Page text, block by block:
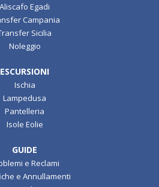
Aliscafo Egadi
Campania
Sicilia
Noleggio
ESCURSIONI
Ischia
Lampedusa
Pantelleria
Isole Eolie
GUIDE
e Reclami
e Annullamenti